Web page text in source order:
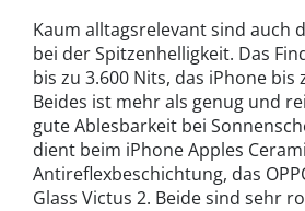
Kaum alltagsrelevant sind auch
bei der Spitzenhelligkeit. Das
bis zu 3.600 Nits, das iPhone bis
Beides ist mehr als genug und
gute Ablesbarkeit bei
dient beim iPhone Apples
Antireflexbeschichtung, das
Glass Victus 2. Beide sind sehr